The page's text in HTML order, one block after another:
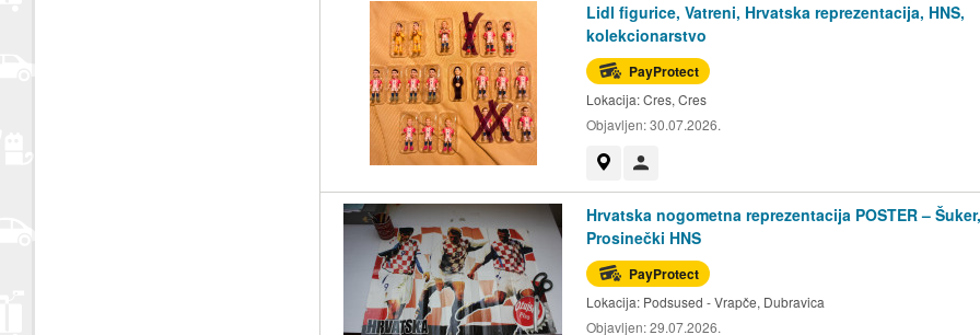
Lidl figurice, Vatreni, Hrvatska reprezentacija, HNS,
kolekcionarstvo
PayProtect
Lokacija:Cres, Cres
Objavljen:30.07.2026.
Hrvatska nogometna reprezentacija POSTER – Šuker,
Prosinečki HNS
PayProtect
Lokacija: Podsused - Vrapče, Dubravica
Objavljen:29.07.2026.